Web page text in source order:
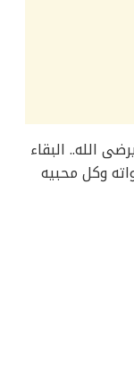
الله.. البقاء
وكل محبيه